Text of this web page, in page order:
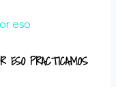
ESO PRACTICAMOS